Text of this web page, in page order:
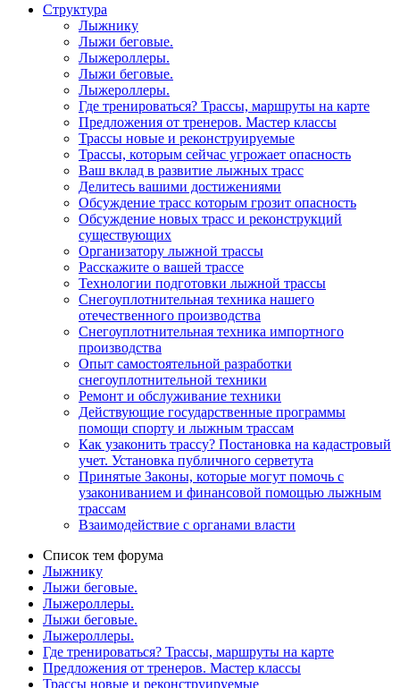
Структура
Лыжнику
Лыжи беговые.
Лыжероллеры.
Лыжи беговые.
Лыжероллеры.
Где тренироваться? Трассы, маршруты на карте
Предложения от тренеров. Мастер классы
Трассы новые и реконструируемые
Трассы, которым сейчас угрожает опасность
Ваш вклад в развитие лыжных трасс
Делитесь вашими достижениями
Обсуждение трасс которым грозит опасность
Обсуждение новых трасс и реконструкций
существующих
Организатору лыжной трассы
Расскажите о вашей трассе
Технологии подготовки лыжной трассы
Снегоуплотнительная техника нашего
отечественного производства
Снегоуплотнительная техника импортного
производства
Опыт самостоятельной разработки
снегоуплотнительной техники
Ремонт и обслуживание техники
Действующие государственные программы
помощи спорту и лыжным трассам
Как узаконить трассу? Постановка на кадастровый
учет. Установка публичного серветута
Принятые Законы, которые могут помочь с
узакониванием и финансовой помощью лыжным
трассам
Взаимодействие с органами власти
Список тем форума
Лыжнику
Лыжи беговые.
Лыжероллеры.
Лыжи беговые.
Лыжероллеры.
Где тренироваться? Трассы, маршруты на карте
Предложения от тренеров. Мастер классы
Трассы новые и реконструируемые